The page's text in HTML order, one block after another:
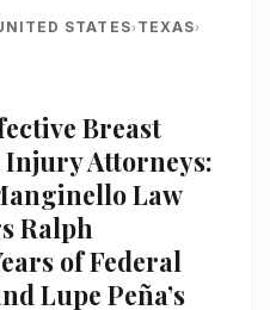
STATES› TEXAS›
Breast
Attorneys:
Law
Ralph
of Federal
Lupe Peña’s